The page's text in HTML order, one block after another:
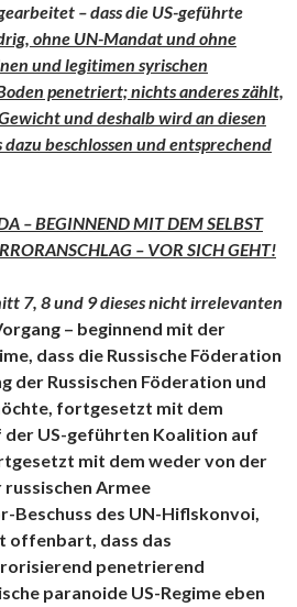
– dass die US-geführte
ohne UN-Mandat und ohne
und legitimen syrischen
penetriert; nichts anderes zählt,
und deshalb wird an diesen
beschlossen und entsprechend
– BEGINNEND MIT DEM SELBST
– VOR SICH GEHT!
7, 8 und 9 dieses nicht irrelevanten
– beginnend mit der
dass die Russische Föderation
der Russischen Föderation und
fortgesetzt mit dem
US-geführten Koalition auf
mit dem weder von der
Armee
Beschuss des UN-Hiflskonvoi,
offenbart, dass das
penetrierend
paranoide US-Regime eben